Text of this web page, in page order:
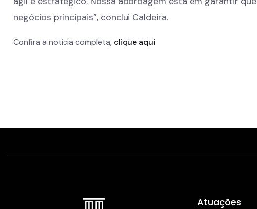
negócios principais”, conclui Caldeira.
Confira a notícia completa, clique aqui
Atuações